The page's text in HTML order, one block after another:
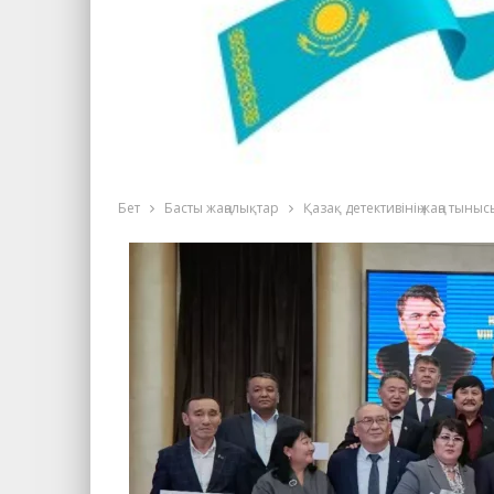
Бет Басты жаңалықтар Қазақ детективінің жаңа